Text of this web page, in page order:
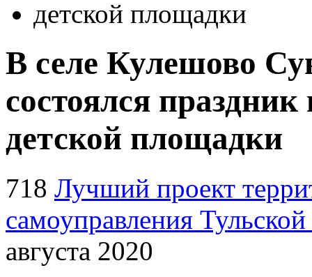
В селе Кулешово
состоялся
детской площадки
718 Лучший проект
самоуправления
августа 2020